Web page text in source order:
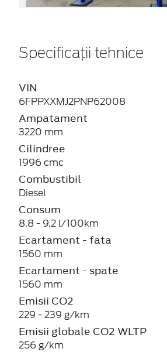
Specificații tehnice
VIN
6FPPXXMJ2PNP62008
Ampatament
3220 mm
Cilindree
1996 cmc
Combustibil
Diesel
Consum
8.8 - 9.2 l/100km
Ecartament - fata
1560 mm
Ecartament - spate
1560 mm
Emisii CO2
229 - 239 g/km
Emisii globale CO2 WLTP
256 g/km